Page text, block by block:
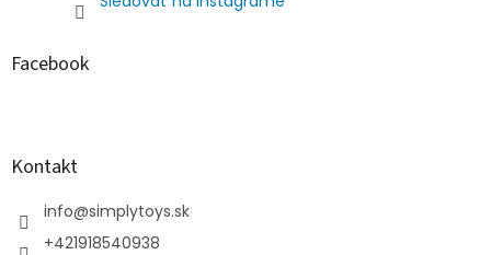
Facebook
Kontakt
info@simplytoys.sk
+421918540938